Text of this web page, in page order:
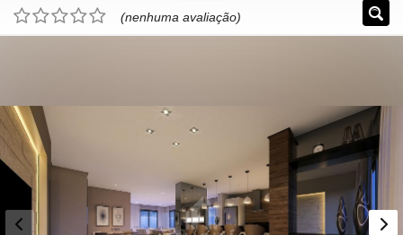
(nenhuma avaliação)